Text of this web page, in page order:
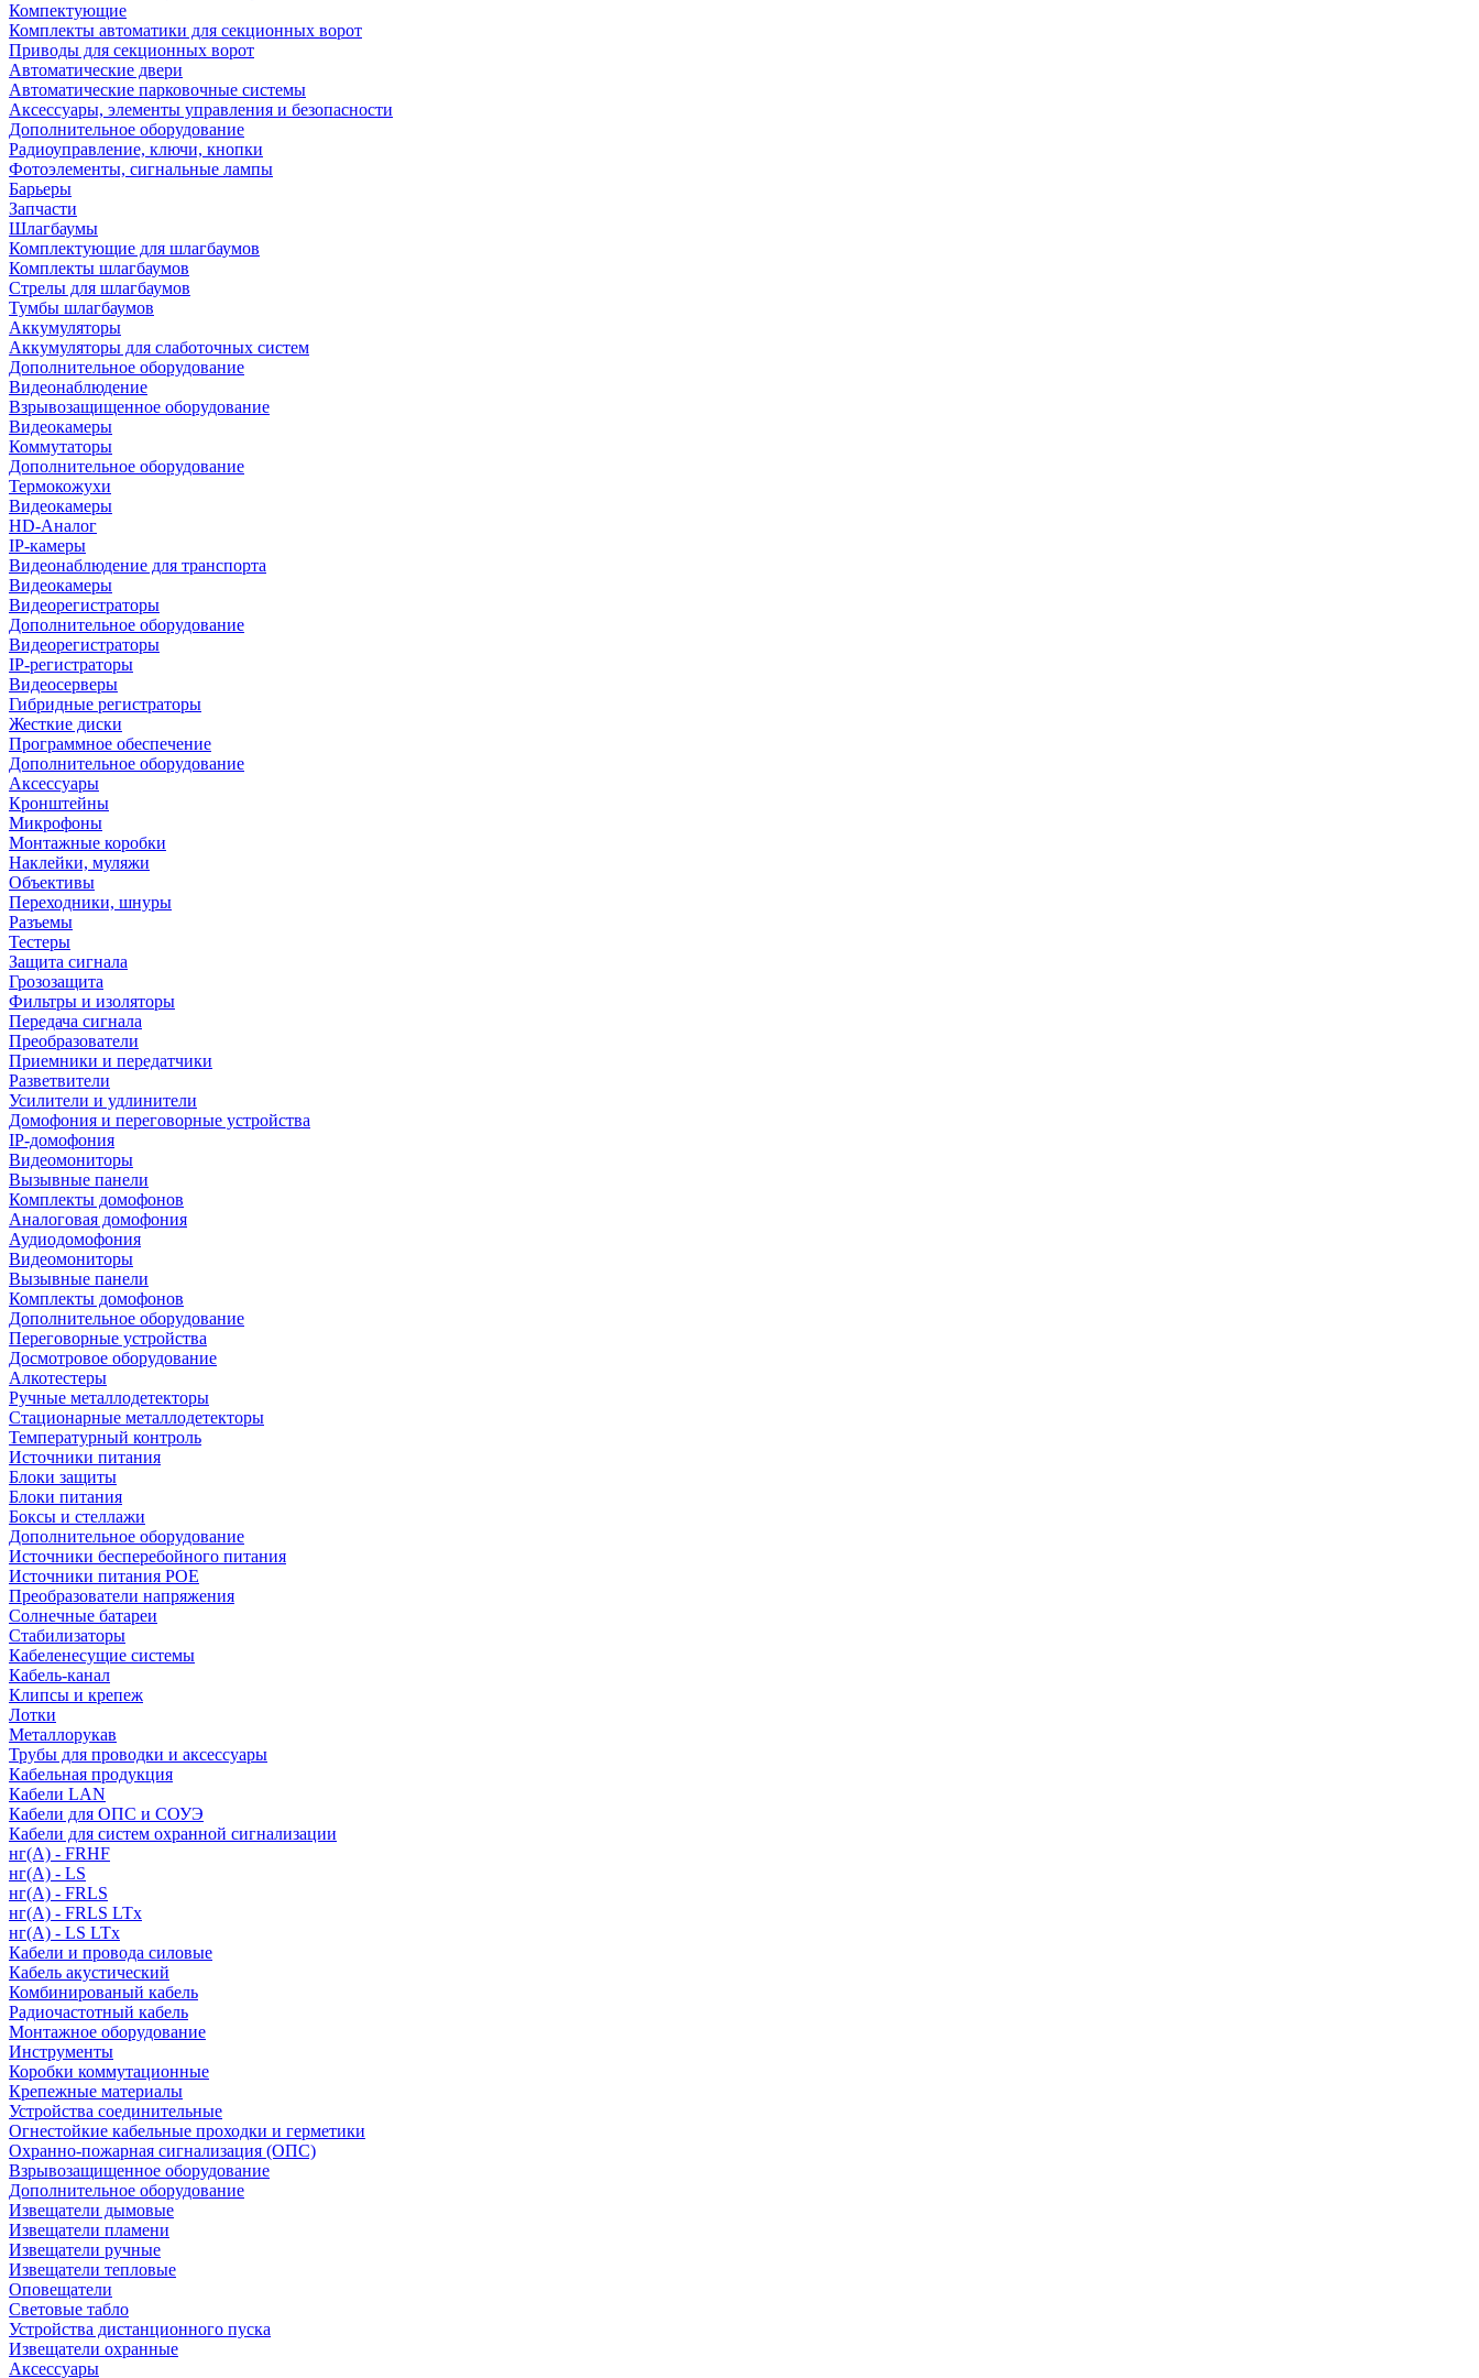
Компектующие
Комплекты автоматики для секционных ворот
Приводы для секционных ворот
Автоматические двери
Автоматические парковочные системы
Аксессуары, элементы управления и безопасности
Дополнительное оборудование
Радиоуправление, ключи, кнопки
Фотоэлементы, сигнальные лампы
Барьеры
Запчасти
Шлагбаумы
Комплектующие для шлагбаумов
Комплекты шлагбаумов
Стрелы для шлагбаумов
Тумбы шлагбаумов
Аккумуляторы
Аккумуляторы для слаботочных систем
Дополнительное оборудование
Видеонаблюдение
Взрывозащищенное оборудование
Видеокамеры
Коммутаторы
Дополнительное оборудование
Термокожухи
Видеокамеры
HD-Аналог
IP-камеры
Видеонаблюдение для транспорта
Видеокамеры
Видеорегистраторы
Дополнительное оборудование
Видеорегистраторы
IP-регистраторы
Видеосерверы
Гибридные регистраторы
Жесткие диски
Программное обеспечение
Дополнительное оборудование
Аксессуары
Кронштейны
Микрофоны
Монтажные коробки
Наклейки, муляжи
Объективы
Переходники, шнуры
Разъемы
Тестеры
Защита сигнала
Грозозащита
Фильтры и изоляторы
Передача сигнала
Преобразователи
Приемники и передатчики
Разветвители
Усилители и удлинители
Домофония и переговорные устройства
IP-домофония
Видеомониторы
Вызывные панели
Комплекты домофонов
Аналоговая домофония
Аудиодомофония
Видеомониторы
Вызывные панели
Комплекты домофонов
Дополнительное оборудование
Переговорные устройства
Досмотровое оборудование
Алкотестеры
Ручные металлодетекторы
Стационарные металлодетекторы
Температурный контроль
Источники питания
Блоки защиты
Блоки питания
Боксы и стеллажи
Дополнительное оборудование
Источники бесперебойного питания
Источники питания POE
Преобразователи напряжения
Солнечные батареи
Стабилизаторы
Кабеленесущие системы
Кабель-канал
Клипсы и крепеж
Лотки
Металлорукав
Трубы для проводки и аксессуары
Кабельная продукция
Кабели LAN
Кабели для ОПС и СОУЭ
Кабели для систем охранной сигнализации
нг(A) - FRHF
нг(A) - LS
нг(А) - FRLS
нг(А) - FRLS LTx
нг(А) - LS LTx
Кабели и провода силовые
Кабель акустический
Комбинированый кабель
Радиочастотный кабель
Монтажное оборудование
Инструменты
Коробки коммутационные
Крепежные материалы
Устройства соединительные
Огнестойкие кабельные проходки и герметики
Охранно-пожарная сигнализация (ОПС)
Взрывозащищенное оборудование
Дополнительное оборудование
Извещатели дымовые
Извещатели пламени
Извещатели ручные
Извещатели тепловые
Оповещатели
Световые табло
Устройства дистанционного пуска
Извещатели охранные
Аксессуары